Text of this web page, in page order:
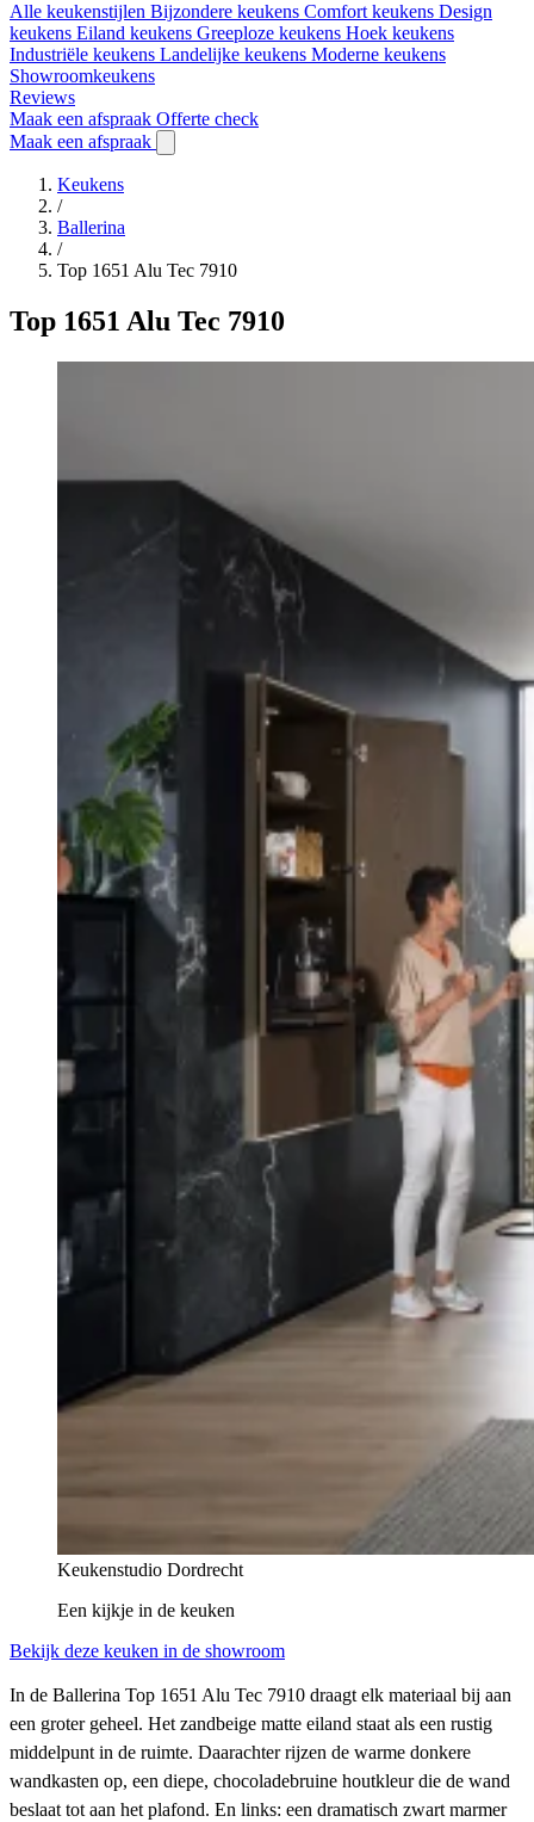
Alle keukenstijlen Bijzondere keukens Comfort keukens Design
keukens Eiland keukens Greeploze keukens Hoek keukens
Industriële keukens Landelijke keukens Moderne keukens
Showroomkeukens
Reviews
Maak een afspraak Offerte check
Maak een afspraak
Keukens
/
Ballerina
/
Top 1651 Alu Tec 7910
Top 1651 Alu Tec 7910
Keukenstudio Dordrecht
Een kijkje in de keuken
Bekijk deze keuken in de showroom
In de Ballerina Top 1651 Alu Tec 7910 draagt elk materiaal bij aan
een groter geheel. Het zandbeige matte eiland staat als een rustig
middelpunt in de ruimte. Daarachter rijzen de warme donkere
wandkasten op, een diepe, chocoladebruine houtkleur die de wand
beslaat tot aan het plafond. En links: een dramatisch zwart marmer